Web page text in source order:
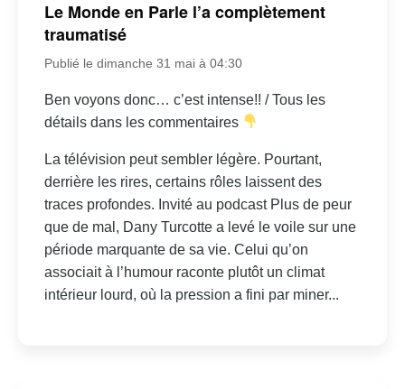
Le Monde en Parle l’a complètement
traumatisé
Publié le dimanche 31 mai à 04:30
Ben voyons donc… c’est intense!! / Tous les
détails dans les commentaires
La télévision peut sembler légère. Pourtant,
derrière les rires, certains rôles laissent des
traces profondes. Invité au podcast Plus de peur
que de mal, Dany Turcotte a levé le voile sur une
période marquante de sa vie. Celui qu’on
associait à l’humour raconte plutôt un climat
intérieur lourd, où la pression a fini par miner...